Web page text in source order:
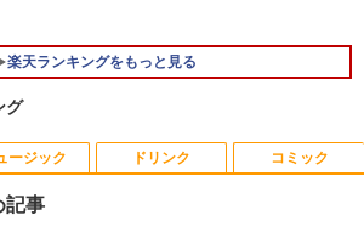
VETESA正規店 新品 ノートパソコン セ
ト PC 15.6型 第12世代 Celeron N95 メ
ップトップ
￥49,800
楽天ランキングをもっと見る
[新品]マッシュル-MASHLE- (1-18巻 全
巻) 全巻セット
グ
ージック ドリンク コミック
記事